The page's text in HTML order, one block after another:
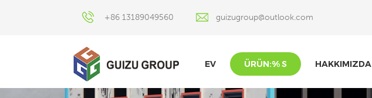
+86 13189049560 guizugroup@outlook.com
EV ÜRÜN:% S HAKKIMIZDA